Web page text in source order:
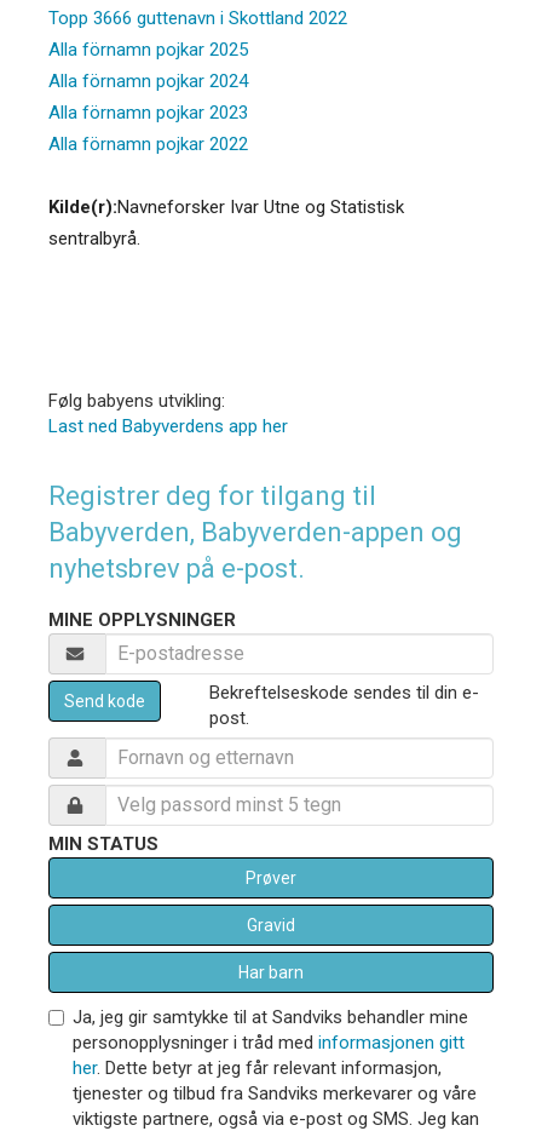
Topp 3666 guttenavn i Skottland 2022
Alla förnamn pojkar 2025
Alla förnamn pojkar 2024
Alla förnamn pojkar 2023
Alla förnamn pojkar 2022
Kilde(r):Navneforsker Ivar Utne og Statistisk
sentralbyrå.
Følg babyens utvikling:
Last ned Babyverdens app her
Registrer deg for tilgang til
Babyverden, Babyverden-appen og
nyhetsbrev på e-post.
MINE OPPLYSNINGER
Send kode
Bekreftelseskode sendes til din e-
post.
MIN STATUS
Prøver
Gravid
Har barn
Ja, jeg gir samtykke til at Sandviks behandler mine
personopplysninger i tråd med informasjonen gitt
her. Dette betyr at jeg får relevant informasjon,
tjenester og tilbud fra Sandviks merkevarer og våre
viktigste partnere, også via e-post og SMS. Jeg kan